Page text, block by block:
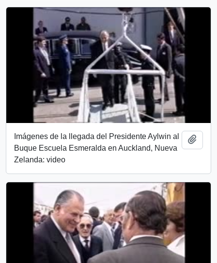
Imágenes de la llegada del Presidente Aylwin al
Buque Escuela Esmeralda en Auckland, Nueva
Zelanda: video